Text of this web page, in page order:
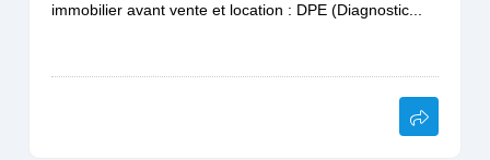
immobilier avant vente et location : DPE (Diagnostic...